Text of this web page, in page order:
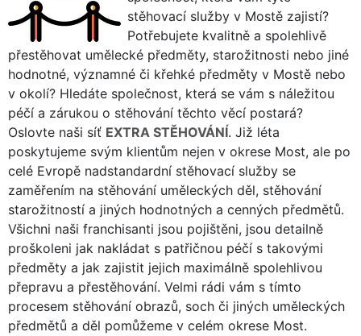
stěhovací služby v Mostě zajistí?
Potřebujete kvalitně a spolehlivě
přestěhovat umělecké předměty, starožitnosti nebo jiné
hodnotné, významné či křehké předměty v Mostě nebo
v okolí? Hledáte společnost, která se vám s náležitou
péčí a zárukou o stěhování těchto věcí postará?
Oslovte naši síť EXTRA STĚHOVÁNÍ. Již léta
poskytujeme svým klientům nejen v okrese Most, ale po
celé Evropě nadstandardní stěhovací služby se
zaměřením na stěhování uměleckých děl, stěhování
starožitností a jiných hodnotných a cenných předmětů.
Všichni naši franchisanti jsou pojištěni, jsou detailně
proškoleni jak nakládat s patřičnou péčí s takovými
předměty a jak zajistit jejich maximálně spolehlivou
přepravu a přestěhování. Velmi rádi vám s tímto
procesem stěhování obrazů, soch či jiných uměleckých
předmětů a děl pomůžeme v celém okrese Most.